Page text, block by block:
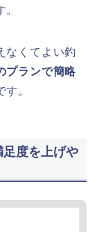
なくてよい釣
プランで簡略
。
度を上げや